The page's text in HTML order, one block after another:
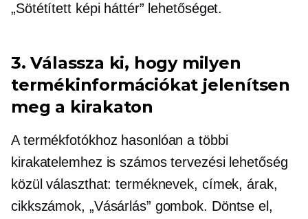
„Sötétített képi háttér” lehetőséget.
3. Válassza ki, hogy milyen
termékinformációkat jelenítsen
meg a kirakaton
A termékfotókhoz hasonlóan a többi
kirakatelemhez is számos tervezési lehetőség
közül választhat: terméknevek, címek, árak,
cikkszámok, „Vásárlás” gombok. Döntse el,